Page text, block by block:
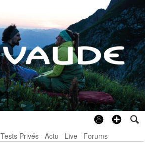
Tests Privés Actu Live Forums